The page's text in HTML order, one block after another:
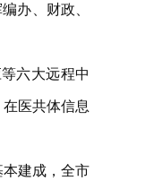
办、财政、
六大远程中
医共体信息
建成，全市